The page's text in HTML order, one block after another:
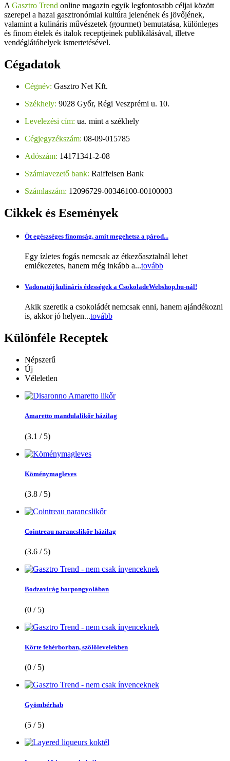
A Gasztro Trend online magazin egyik legfontosabb céljai között
szerepel a hazai gasztronómiai kultúra jelenének és jövőjének,
valamint a kulináris művészetek (gourmet) bemutatása, különleges
és finom ételek és italok receptjeinek publikálásával, illetve
vendéglátóhelyek ismertetésével.
Cégadatok
Cégnév: Gasztro Net Kft.
Székhely: 9028 Győr, Régi Veszprémi u. 10.
Levelezési cím: ua. mint a székhely
Cégjegyzékszám: 08-09-015785
Adószám: 14171341-2-08
Számlavezető bank: Raiffeisen Bank
Számlaszám: 12096729-00346100-00100003
Cikkek és Események
Öt egészséges finomság, amit megehetsz a párod...
Egy ízletes fogás nemcsak az étkezőasztalnál lehet
emlékezetes, hanem még inkább a...tovább
Vadonatúj kulináris édességek a CsokoladeWebshop.hu-nál!
Akik szeretik a csokoládét nemcsak enni, hanem ajándékozni
is, akkor jó helyen...tovább
Különféle Receptek
Népszerű
Új
Véleletlen
Amaretto mandulalikőr házilag
(3.1 / 5)
Köménymagleves
(3.8 / 5)
Cointreau narancslikőr házilag
(3.6 / 5)
Bodzavirág borpongyolában
(0 / 5)
Körte fehérborban, szőlőlevelekben
(0 / 5)
Gyömbérhab
(5 / 5)